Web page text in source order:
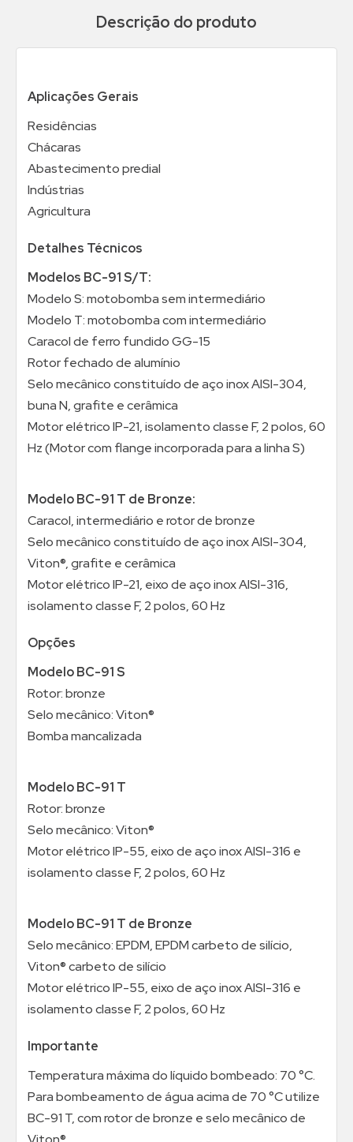
Descrição do produto
Aplicações Gerais
Residências
Chácaras
Abastecimento predial
Indústrias
Agricultura
Detalhes Técnicos
Modelos BC-91 S/T:
Modelo S: motobomba sem intermediário
Modelo T: motobomba com intermediário
Caracol de ferro fundido GG-15
Rotor fechado de alumínio
Selo mecânico constituído de aço inox AISI-304,
buna N, grafite e cerâmica
Motor elétrico IP-21, isolamento classe F, 2 polos, 60
Hz (Motor com flange incorporada para a linha S)
Modelo BC-91 T de Bronze:
Caracol, intermediário e rotor de bronze
Selo mecânico constituído de aço inox AISI-304,
Viton®, grafite e cerâmica
Motor elétrico IP-21, eixo de aço inox AISI-316,
isolamento classe F, 2 polos, 60 Hz
Opções
Modelo BC-91 S
Rotor: bronze
Selo mecânico: Viton®
Bomba mancalizada
Modelo BC-91 T
Rotor: bronze
Selo mecânico: Viton®
Motor elétrico IP-55, eixo de aço inox AISI-316 e
isolamento classe F, 2 polos, 60 Hz
Modelo BC-91 T de Bronze
Selo mecânico: EPDM, EPDM carbeto de silício,
Viton® carbeto de silício
Motor elétrico IP-55, eixo de aço inox AISI-316 e
isolamento classe F, 2 polos, 60 Hz
Importante
Temperatura máxima do líquido bombeado: 70 °C.
Para bombeamento de água acima de 70 °C utilize
BC-91 T, com rotor de bronze e selo mecânico de